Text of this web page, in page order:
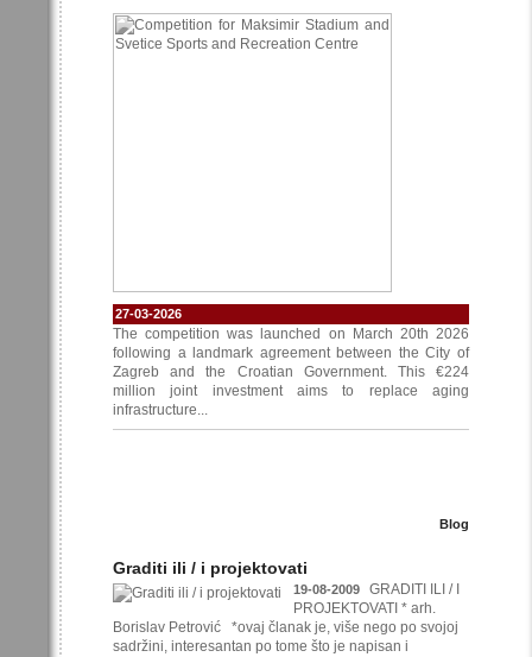
27-03-2026
The competition was launched on March 20th 2026
following a landmark agreement between the City of
Zagreb and the Croatian Government. This €224
million joint investment aims to replace aging
infrastructure...
Blog
Graditi ili / i projektovati
19-08-2009
GRADITI ILI / I
PROJEKTOVATI * arh.
Borislav Petrović *ovaj članak je, više nego po svojoj
sadržini, interesantan po tome što je napisan i